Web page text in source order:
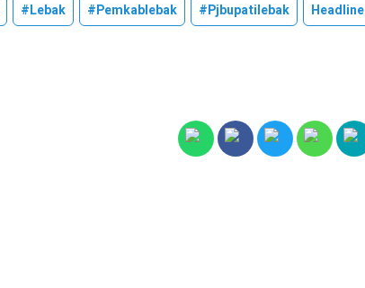
#lebak #pemkablebak #pjbupatilebak Headline